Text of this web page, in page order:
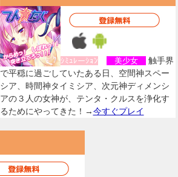
ｼﾐｭﾚーｼｮﾝ 美少女
触手界
で平穏に過ごしていたある日、空間神スペー
シア、時間神タイミシア、次元神ディメンシ
アの３人の女神が、テンタ・クルスを浄化す
るためにやってきた！→今すぐプレイ